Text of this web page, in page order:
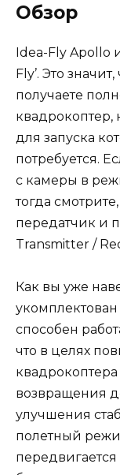
Обзор
Idea-Fly Apollo
Fly’. Это
получаете
квадрокоптер,
для запуска
потребуется.
с камеры в
тогда
передатчик и
Transmitter /
Как вы уже
способен
что в целях
возвращения
улучшения
полетный
передвигается